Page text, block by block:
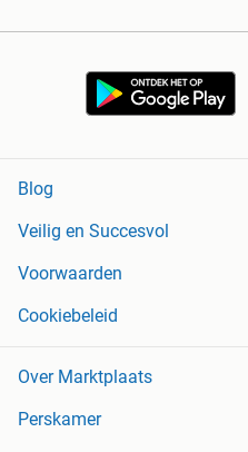
Blog
Veilig en Succesvol
Voorwaarden
Cookiebeleid
Over Marktplaats
Perskamer